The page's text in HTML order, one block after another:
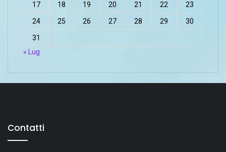
17 18 19 20 21 22 23
24 25 26 27 28 29 30
31
« Lug
Contatti